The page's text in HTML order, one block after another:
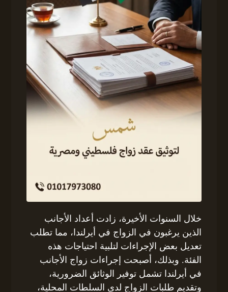
خلال السنوات الأخيرة، زادت أعداد الأجانب
الذين يرغبون في الزواج في أيرلندا، مما تطلب
تعديل بعض الإجراءات لتلبية احتياجات هذه
الفئة. وبذلك، أصبحت إجراءات زواج الأجانب
في أيرلندا تشمل توفير الوثائق الضرورية،
وتقديم طلبات الزواج لدى السلطات المحلية،